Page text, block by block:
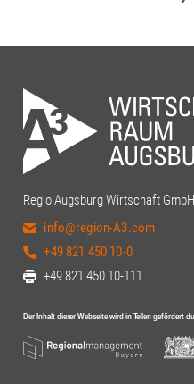
Regio Augsburg Wirtschaft
info@region-A3.com
+49 821 450 10-0
+49 821 450 10-111